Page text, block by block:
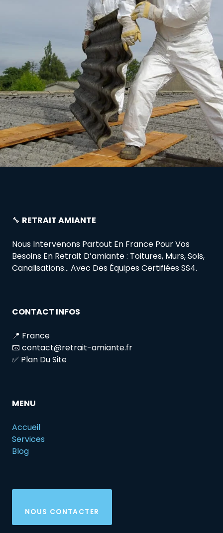
🔧 RETRAIT AMIANTE
Nous Intervenons Partout En France Pour Vos
Besoins En Retrait D’amiante : Toitures, Murs, Sols,
Canalisations… Avec Des Équipes Certifiées SS4.
CONTACT INFOS
📍 France
📧 contact@retrait-amiante.fr
✅ Plan Du Site
MENU
Accueil
Services
Blog
NOUS CONTACTER